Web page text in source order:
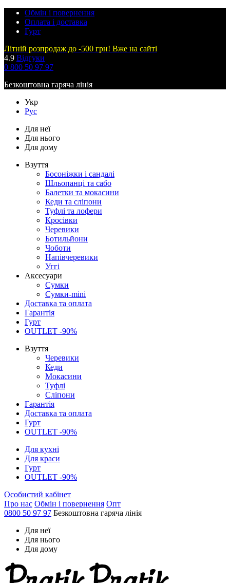
Обмін і повернення
Оплата і доставка
Гурт
Літній розпродаж до -500 грн! Вже на сайті
4.9 Відгуки
0 800 50 97 97
Безкоштовна гаряча лінія
Укр
Рус
Для неї
Для нього
Для дому
Взуття
Босоніжки і сандалі
Шльопанці та сабо
Балетки та мокасини
Кеди та сліпони
Туфлі та лофери
Кросівки
Черевики
Ботильйони
Чоботи
Напівчеревики
Уггі
Аксесуари
Сумки
Сумки-mini
Доставка та оплата
Гарантія
Гурт
OUTLET -90%
Взуття
Черевики
Кеди
Мокасини
Туфлі
Сліпони
Гарантія
Доставка та оплата
Гурт
OUTLET -90%
Для кухні
Для краси
Гурт
OUTLET -90%
Особистий кабінет
Про нас Обмін і повернення Опт
0800 50 97 97 Безкоштовна гаряча лінія
Для неї
Для нього
Для дому